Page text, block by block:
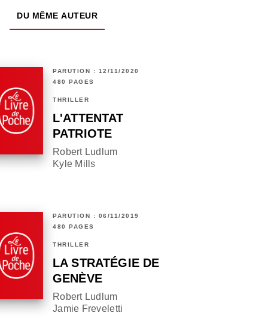
DU MÊME AUTEUR
PARUTION : 12/11/2020
480 PAGES
THRILLER
L'ATTENTAT
PATRIOTE
Robert Ludlum
Kyle Mills
PARUTION : 06/11/2019
480 PAGES
THRILLER
LA STRATÉGIE DE
GENÈVE
Robert Ludlum
Jamie Freveletti